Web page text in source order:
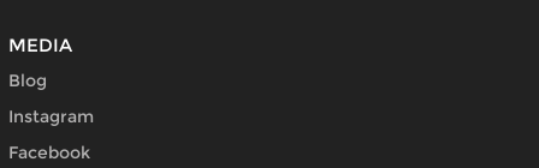
MEDIA
Blog
Instagram
Facebook